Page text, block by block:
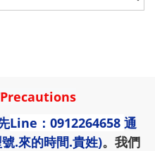
Precautions
Line：0912264658 通
.來的時間.貴姓)。我們